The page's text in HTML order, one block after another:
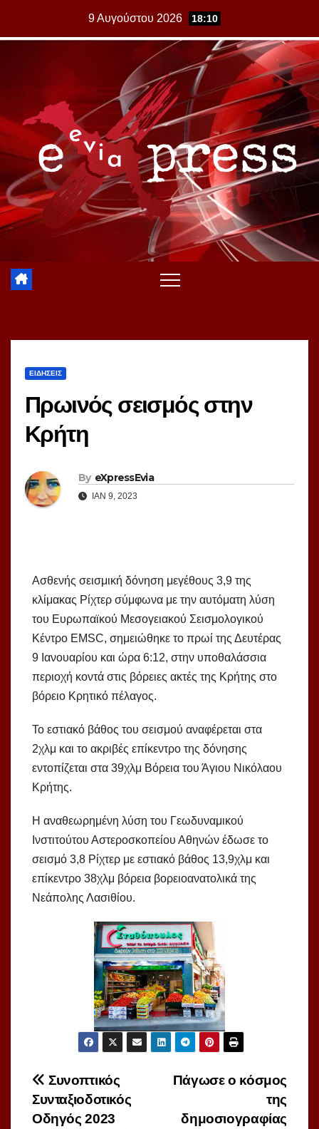
9 Αυγούστου 2026 18:10
ΕΙΔΗΣΕΙΣ
Πρωινός σεισμός στην
Κρήτη
By eXpressEvia
ΙΑΝ 9, 2023
Ασθενής σεισμική δόνηση μεγέθους 3,9 της
κλίμακας Ρίχτερ σύμφωνα με την αυτόματη λύση
του Ευρωπαϊκού Μεσογειακού Σεισμολογικού
Κέντρο EMSC, σημειώθηκε το πρωί της Δευτέρας
9 Ιανουαρίου και ώρα 6:12, στην υποθαλάσσια
περιοχή κοντά στις βόρειες ακτές της Κρήτης στο
βόρειο Κρητικό πέλαγος.
Το εστιακό βάθος του σεισμού αναφέρεται στα
2χλμ και το ακριβές επίκεντρο της δόνησης
εντοπίζεται στα 39χλμ Βόρεια του Άγιου Νικόλαου
Κρήτης.
Η αναθεωρημένη λύση του Γεωδυναμικού
Ινστιτούτου Αστεροσκοπείου Αθηνών έδωσε το
σεισμό 3,8 Ρίχτερ με εστιακό βάθος 13,9χλμ και
επίκεντρο 38χλμ βόρεια βορειοανατολικά της
Νεάπολης Λασιθίου.
Πλοήγηση
άρθρων
Πάγωσε ο κόσμος
της
δημοσιογραφίας
Συνοπτικός
Συνταξιοδοτικός
Οδηγός 2023